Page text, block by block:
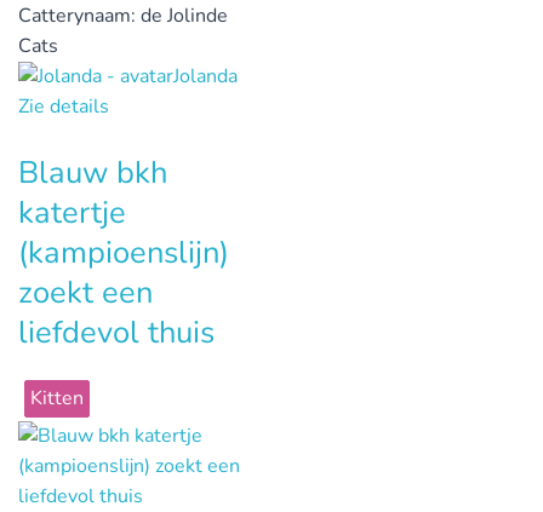
Catterynaam: de Jolinde
Cats
Jolanda
Zie details
Blauw bkh
katertje
(kampioenslijn)
zoekt een
liefdevol thuis
Kitten